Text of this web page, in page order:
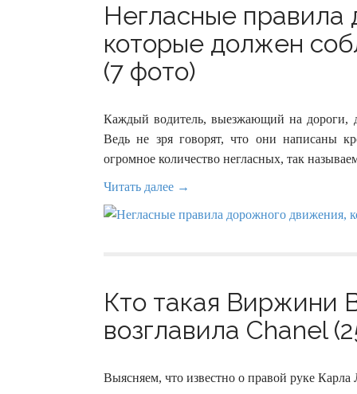
Негласные
которые должен
(7 фото)
Каждый водитель, выезжающий на дороги,
Ведь не зря говорят, что они написаны
огромное количество негласных, так
Читать далее →
Кто такая Виржини
возглавила Chanel
Выясняем, что известно о правой руке